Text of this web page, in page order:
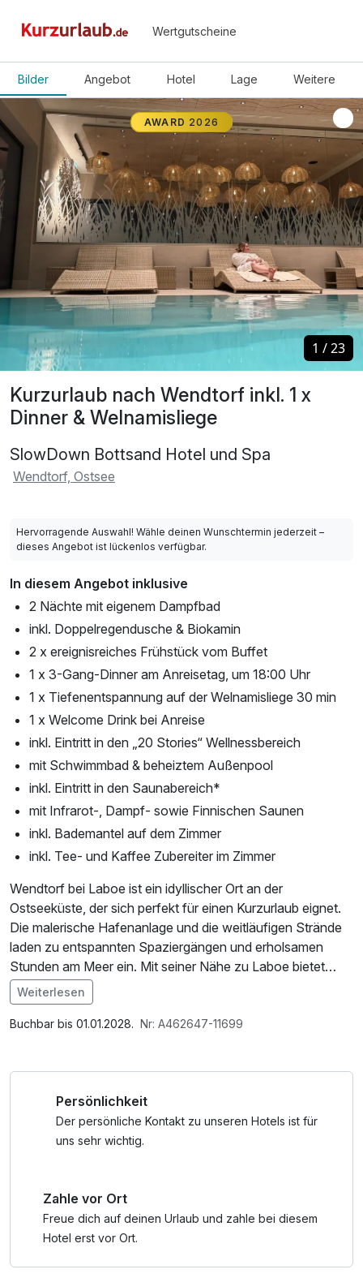
Wertgutscheine
Bilder Angebot Hotel Lage Weitere
Kurzurlaub nach Wendtorf inkl. 1 x
Dinner & Welnamisliege
SlowDown Bottsand Hotel und Spa
Wendtorf, Ostsee
AWARD 2026
1 /23
1 /23
Hervorragende Auswahl! Wähle deinen Wunschtermin jederzeit –
dieses Angebot ist lückenlos verfügbar.
In diesem Angebot inklusive
2 Nächte mit eigenem Dampfbad
inkl. Doppelregendusche & Biokamin
2 x ereignisreiches Frühstück vom Buffet
1 x 3-Gang-Dinner am Anreisetag, um 18:00 Uhr
1 x Tiefenentspannung auf der Welnamisliege 30 min
1 x Welcome Drink bei Anreise
inkl. Eintritt in den „20 Stories“ Wellnessbereich
mit Schwimmbad & beheiztem Außenpool
inkl. Eintritt in den Saunabereich*
mit Infrarot-, Dampf- sowie Finnischen Saunen
inkl. Bademantel auf dem Zimmer
inkl. Tee- und Kaffee Zubereiter im Zimmer
Wendtorf bei Laboe ist ein idyllischer Ort an der
Ostseeküste, der sich perfekt für einen Kurzurlaub eignet.
Die malerische Hafenanlage und die weitläufigen Strände
laden zu entspannten Spaziergängen und erholsamen
Stunden am Meer ein. Mit seiner Nähe zu Laboe bietet
Wendtorf zudem interessante Ausflugsziele, wie das
Marine-Ehrenmal und das U-Boot U-995, die maritime
Geschichte hautnah erlebbar machen.
Gäste erst ab einem Alter von 16 Jahren genutzt werden
darf.“ - Kinderpoolzeiten 10-12 Uhr & 14-16 Uhr
genutzt werden.
Termine für Welnamisliege, sprechen Sie bitte rechtzeitig
Im Angebot enthalten
Leihbademantel, Nutzung des Fitnessbereichs, Nutzung
Weiterlesen
Buchbar bis 01.01.2028. Nr: A462647-11699
Persönlichkeit
Der persönliche Kontakt zu unseren Hotels ist für
uns sehr wichtig.
Zahle vor Ort
Freue dich auf deinen Urlaub und zahle bei diesem
Hotel erst vor Ort.